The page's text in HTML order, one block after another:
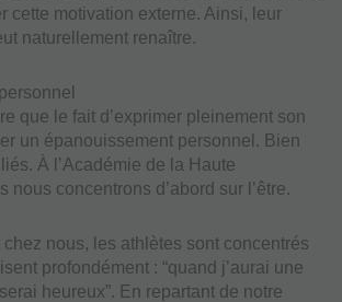
cette motivation externe. Ainsi, leur
naturellement renaître.
que le fait d’exprimer pleinement son
un épanouissement personnel. Bien
À l’Académie de la Haute
nous concentrons d’abord sur l’être.
chez nous, les athlètes sont concentrés
profondément : “quand j’aurai une
heureux”. En repartant de notre